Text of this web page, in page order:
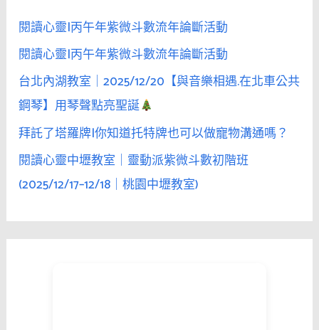
閱讀心靈|丙午年紫微斗數流年論斷活動
閱讀心靈|丙午年紫微斗數流年論斷活動
台北內湖教室｜2025/12/20【與音樂相遇.在北車公共
鋼琴】用琴聲點亮聖誕
拜託了塔羅牌|你知道托特牌也可以做寵物溝通嗎？
閱讀心靈中壢教室｜靈動派紫微斗數初階班
(2025/12/17–12/18｜桃園中壢教室)